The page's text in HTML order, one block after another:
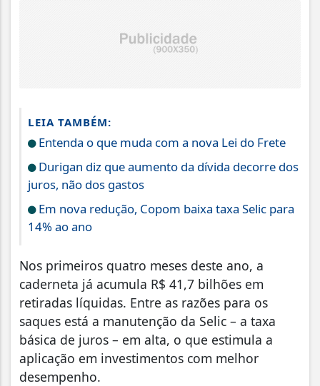
LEIA TAMBÉM:
Entenda o que muda com a nova Lei do Frete
Durigan diz que aumento da dívida decorre dos
juros, não dos gastos
Em nova redução, Copom baixa taxa Selic para
14% ao ano
Nos primeiros quatro meses deste ano, a
caderneta já acumula R$ 41,7 bilhões em
retiradas líquidas. Entre as razões para os
saques está a manutenção da Selic – a taxa
básica de juros – em alta, o que estimula a
aplicação em investimentos com melhor
desempenho.